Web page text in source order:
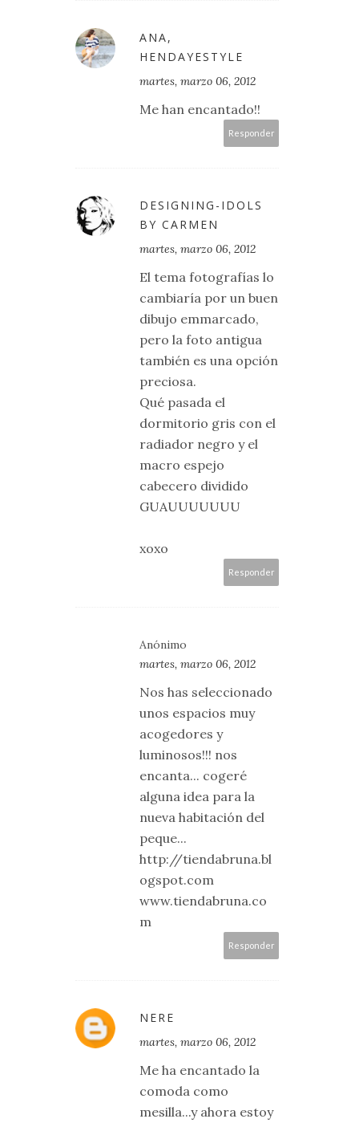
ANA,
HENDAYESTYLE
martes, marzo 06, 2012
Me han encantado!!
Responder
DESIGNING-IDOLS
BY CARMEN
martes, marzo 06, 2012
El tema fotografías lo
cambiaría por un buen
dibujo emmarcado,
pero la foto antigua
también es una opción
preciosa.
Qué pasada el
dormitorio gris con el
radiador negro y el
macro espejo
cabecero dividido
GUAUUUUUUU
xoxo
Responder
Anónimo
martes, marzo 06, 2012
Nos has seleccionado
unos espacios muy
acogedores y
luminosos!!! nos
encanta... cogeré
alguna idea para la
nueva habitación del
peque...
http://tiendabruna.bl
ogspot.com
www.tiendabruna.co
m
Responder
NERE
martes, marzo 06, 2012
Me ha encantado la
comoda como
mesilla...y ahora estoy